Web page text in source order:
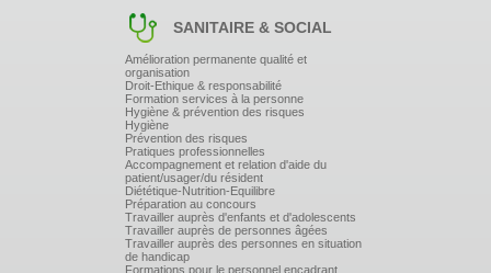
Les mesures préventives :
La vigilance
La discrétion
Les équipements du lieu de travail
Les consignes permanentes de prévention et de
protection applicable chaque jour
Les relations avec les forces de l'ordre
2ème séquence : Mise en Situation
Les réactions de l'être humain face à un choc
émotionnel :
SANITAIRE & SOCIAL
Amélioration permanente qualité et
organisation
Droit-Ethique & responsabilité
Formation services à la personne
Hygiène & prévention des risques
Hygiène
Prévention des risques
Pratiques professionnelles
Accompagnement et relation d'aide du
patient/usager/du résident
Diététique-Nutrition-Equilibre
Préparation au concours
Travailler auprès d'enfants et d'adolescents
Travailler auprès de personnes âgées
Travailler auprès des personnes en situation
de handicap
Formations pour le personnel encadrant